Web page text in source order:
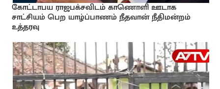
கோட்டாபய ராஜபக்சவிடம் காணொளி ஊடாக
சாட்சியம் பெற யாழ்ப்பாணம் நீதவான் நீதிமன்றம்
உத்தரவு